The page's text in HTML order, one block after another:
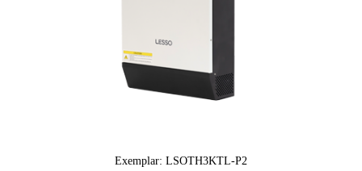
Exemplar: LSOTH3KTL-P2